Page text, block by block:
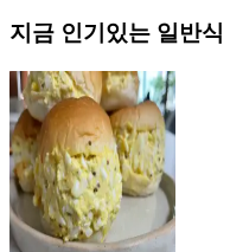
지금 인기있는 일반식